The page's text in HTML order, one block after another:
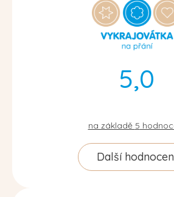
5,0
na základě 5
Další